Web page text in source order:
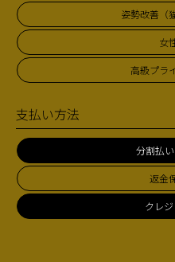
姿勢改善（
女
高級プラ
支払い方法
分割払い
返金
クレ